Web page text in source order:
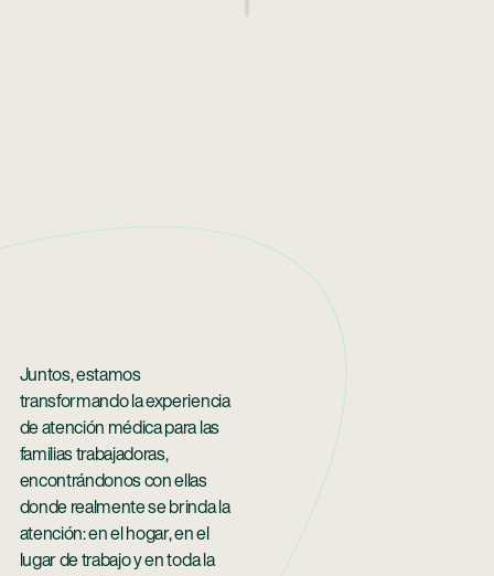
Juntos, estamos
transformando la experiencia
de atención médica para las
familias trabajadoras,
encontrándonos con ellas
donde realmente se brinda la
atención: en el hogar, en el
lugar de trabajo y en toda la